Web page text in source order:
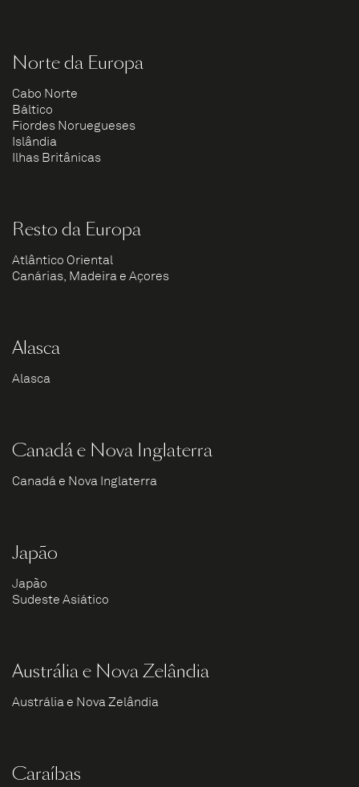
Norte da Europa
Cabo Norte
Báltico
Fiordes Noruegueses
Islândia
Ilhas Britânicas
Resto da Europa
Atlântico Oriental
Canárias, Madeira e Açores
Alasca
Alasca
Canadá e Nova Inglaterra
Canadá e Nova Inglaterra
Japão
Japão
Sudeste Asiático
Austrália e Nova Zelândia
Austrália e Nova Zelândia
Caraíbas